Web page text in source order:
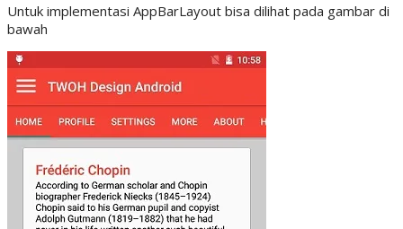
Untuk implementasi AppBarLayout bisa dilihat pada gambar di
bawah